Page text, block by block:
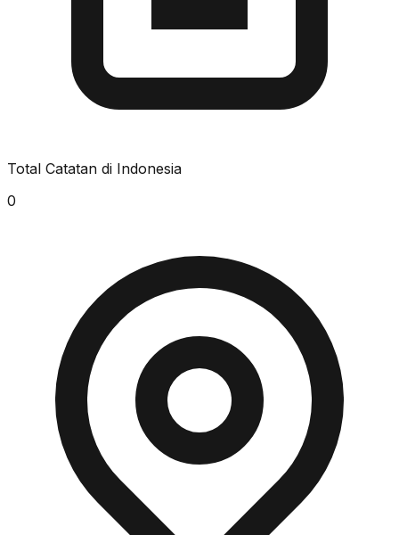
Total Catatan di Indonesia
0